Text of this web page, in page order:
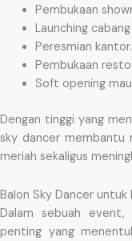
Pembukaan
Launching
Peresmian kantor.
Pembukaan
Soft opening
Dengan tinggi yang
sky dancer membantu
meriah sekaligus
Balon Sky Dancer
Dalam sebuah
penting yang